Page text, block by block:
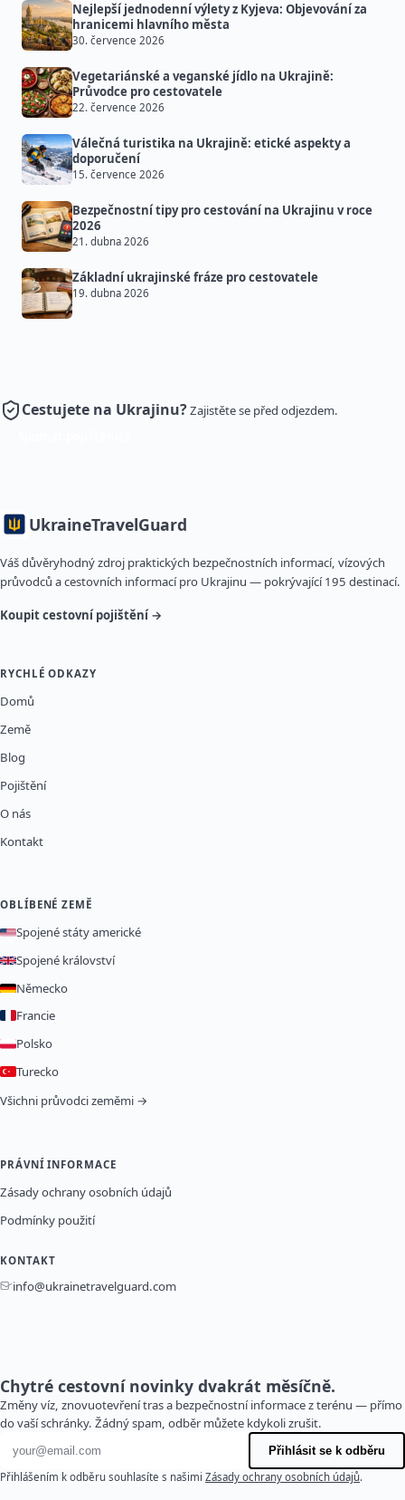
Nejlepší jednodenní výlety z Kyjeva: Objevování za
hranicemi hlavního města
30. července 2026
Vegetariánské a veganské jídlo na Ukrajině:
Průvodce pro cestovatele
22. července 2026
Válečná turistika na Ukrajině: etické aspekty a
doporučení
15. července 2026
Bezpečnostní tipy pro cestování na Ukrajinu v roce
2026
21. dubna 2026
Základní ukrajinské fráze pro cestovatele
19. dubna 2026
Cestujete na Ukrajinu?Zajistěte se před odjezdem.
UkraineTravelGuard
Váš důvěryhodný zdroj praktických bezpečnostních informací, vízových
průvodců a cestovních informací pro Ukrajinu — pokrývající 195 destinací.
Koupit cestovní pojištění →
RYCHLÉ ODKAZY
Domů
Země
Blog
Pojištění
O nás
Kontakt
OBLÍBENÉ ZEMĚ
Spojené státy americké
Spojené království
Německo
Francie
Polsko
Turecko
Všichni průvodci zeměmi →
PRÁVNÍ INFORMACE
Zásady ochrany osobních údajů
Podmínky použití
KONTAKT
info@ukrainetravelguard.com
Chytré cestovní novinky dvakrát měsíčně.
Změny víz, znovuotevření tras a bezpečnostní informace z terénu — přímo
do vaší schránky. Žádný spam, odběr můžete kdykoli zrušit.
E-mailová adresa
Přihlásit se k odběru
Přihlášením k odběru souhlasíte s našimi Zásady ochrany osobních údajů.